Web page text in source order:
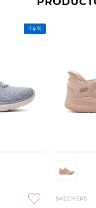
-14 %
SKECHERS